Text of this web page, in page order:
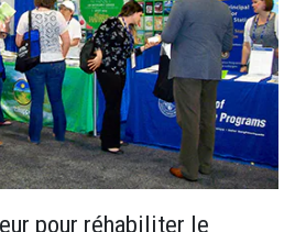
pour réhabiliter le